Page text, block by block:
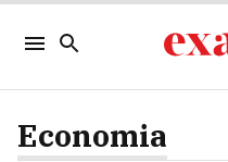
Economia